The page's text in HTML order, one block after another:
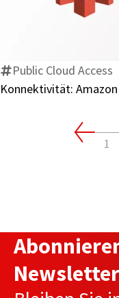
Public Cloud Access
Konnektivität:
1
Newsletter